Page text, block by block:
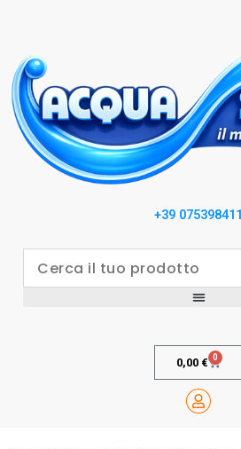
+39 075398411
0,00 € 0